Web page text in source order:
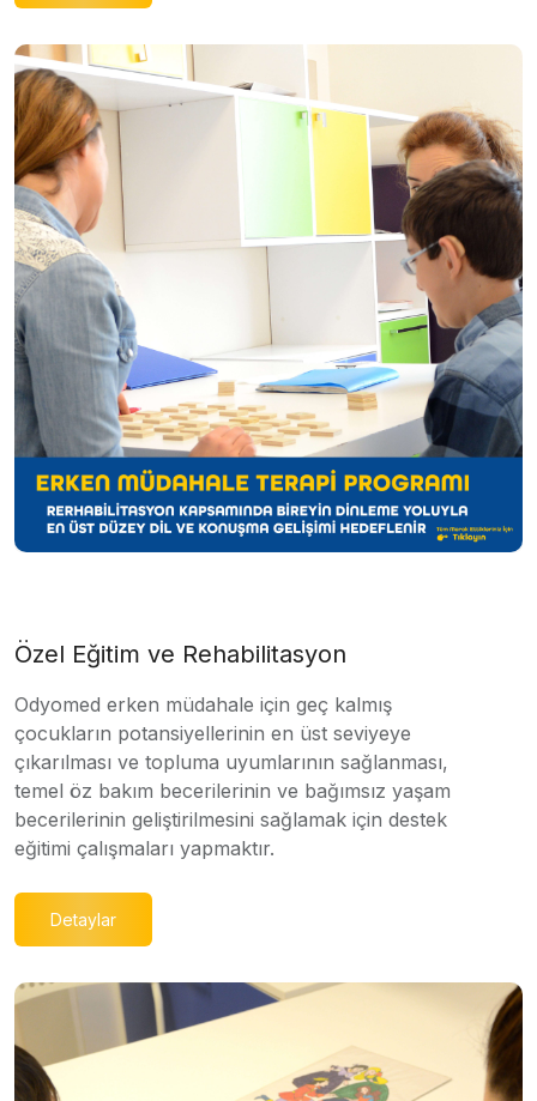
Özel Eğitim ve Rehabilitasyon
Odyomed erken müdahale için geç kalmış
çocukların potansiyellerinin en üst seviyeye
çıkarılması ve topluma uyumlarının sağlanması,
temel öz bakım becerilerinin ve bağımsız yaşam
becerilerinin geliştirilmesini sağlamak için destek
eğitimi çalışmaları yapmaktır.
Detaylar